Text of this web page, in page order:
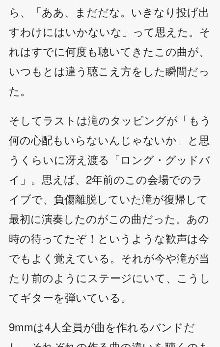
ら、「ああ、まだだな。いきなり投げ出
すわけにはいかないな」って思えた。そ
れはすでに何度も聴いてきたこの曲が、
いつもとは違う聴こえ方をした瞬間だっ
た。
そしてラストは滝のタッピングが「もう
何の心配もいらないんじゃないか」と思
うくらいに冴え渡る「ロング・グッドバ
イ」。思えば、2年前のこの会場でのラ
イブで、負傷離脱していた滝が復帰して
最初に演奏したのがこの曲だった。あの
時の待ってたぞ！というような歓声は今
でもよく覚えている。それが今や滝が当
たり前のようにステージにいて、こうし
てギターを弾いている。
9mmは4人全員が曲を作れるバンドだ